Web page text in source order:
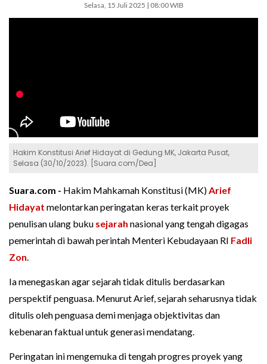
Selasa, 15 Juli 2025 | 08:00 WIB
Hakim Konstitusi Arief Hidayat di Gedung MK, Jakarta Pusat,
Selasa (30/10/2023). [Suara.com/Dea]
Suara.com - Hakim Mahkamah Konstitusi (MK)Arief
Hidayat melontarkan peringatan keras terkait proyek
penulisan ulang buku sejarah nasional yang tengah digagas
pemerintah di bawah perintah Menteri Kebudayaan RI Fadli
Zon.
Ia menegaskan agar sejarah tidak ditulis berdasarkan
perspektif penguasa. Menurut Arief, sejarah seharusnya tidak
ditulis oleh penguasa demi menjaga objektivitas dan
kebenaran faktual untuk generasi mendatang.
Peringatan ini mengemuka di tengah progres proyek yang